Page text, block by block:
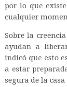
por lo que
cualquier
Sobre la
ayudan a
indicó que esto
a estar
segura de la